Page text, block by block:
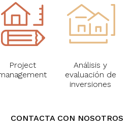
Project
Análisis y
evaluación de
inversiones
CONTACTA CON NOSOTROS